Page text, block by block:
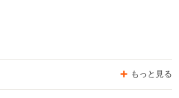
もっと見る